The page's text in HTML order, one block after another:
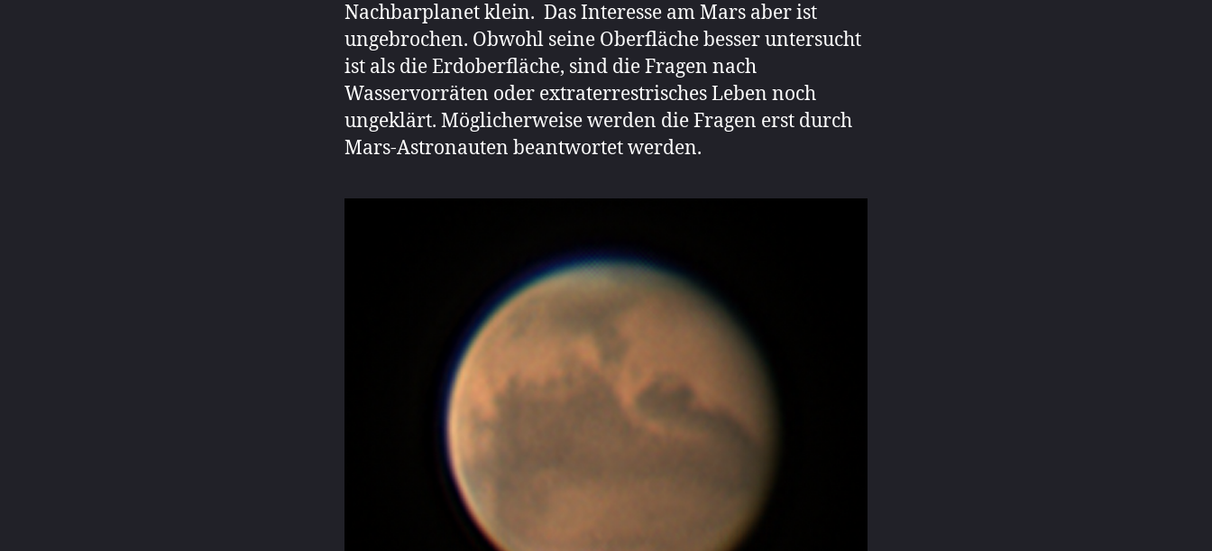
Nachbarplanet klein. Das Interesse am Mars aber ist
ungebrochen. Obwohl seine Oberfläche besser untersucht
ist als die Erdoberfläche, sind die Fragen nach
Wasservorräten oder extraterrestrisches Leben noch
ungeklärt. Möglicherweise werden die Fragen erst durch
Mars-Astronauten beantwortet werden.